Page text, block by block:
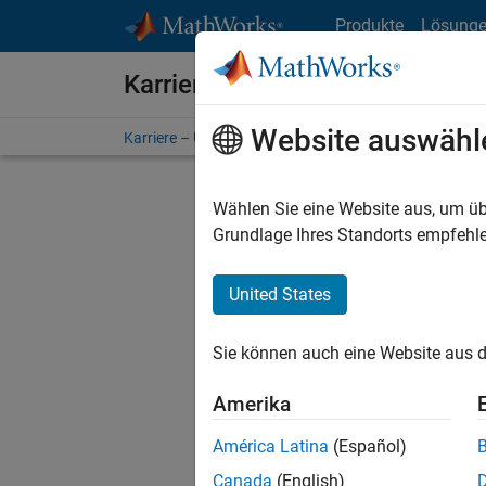
Produkte
Karriere bei MathWorks
Karriere – Übersicht Stellensuche
Stellen
Es
Region
Website
Wählen Sie eine Website aus, um
Grundlage Ihres Standorts
United States
Sie können auch eine Website aus
Amerika
América Latina (Español)
Canada (English)